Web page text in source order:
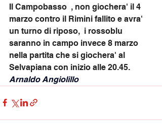
Il Campobasso  , non giochera' il 4
marzo contro il Rimini fallito e avra'
un turno di riposo,  i rossoblu
saranno in campo invece 8 marzo
nella partita che si giochera' al
Selvapiana con inizio alle 20.45.
Arnaldo Angiolillo